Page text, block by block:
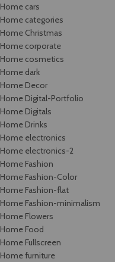
Home cars
Home categories
Home Christmas
Home corporate
Home cosmetics
Home dark
Home Decor
Home Digital-Portfolio
Home Digitals
Home Drinks
Home electronics
Home electronics-2
Home Fashion
Home Fashion-Color
Home Fashion-flat
Home Fashion-minimalism
Home Flowers
Home Food
Home Fullscreen
Home furniture